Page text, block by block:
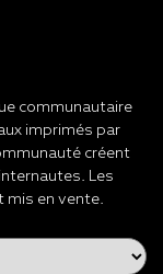
communautaire
imprimés par
créent
Les
mis en vente.